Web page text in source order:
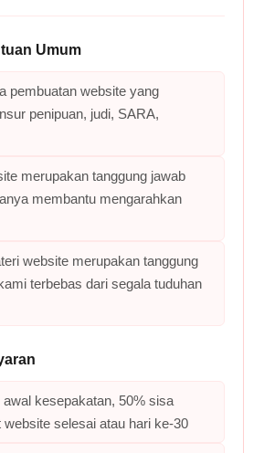
Umum
pembuatan website yang
penipuan, judi, SARA,
merupakan tanggung jawab
membantu mengarahkan
website merupakan tanggung
terbebas dari segala tuduhan
awal kesepakatan, 50% sisa
website selesai atau hari ke-30